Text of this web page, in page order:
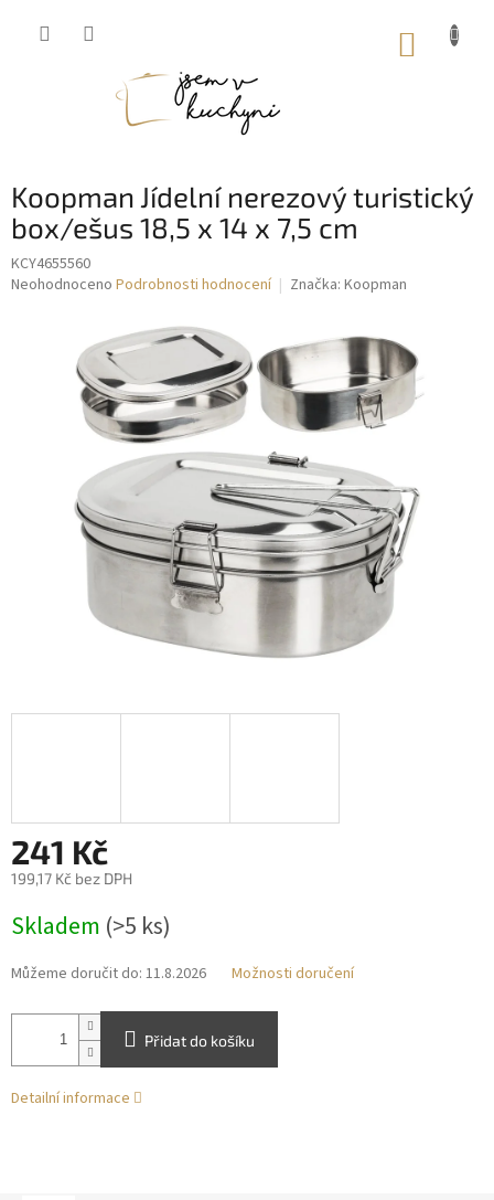
Koopman Jídelní nerezový turistický
box/ešus 18,5 x 14 x 7,5 cm
KCY4655560
Průměrné
Neohodnoceno Podrobnosti hodnocení Značka: Koopman
241 Kč
199,17 Kč bez DPH
cena:
Skladem (>5 ks)
Můžeme doručit do: 11.8.2026 Možnosti doručení
Přidat do košíku
Detailní informace